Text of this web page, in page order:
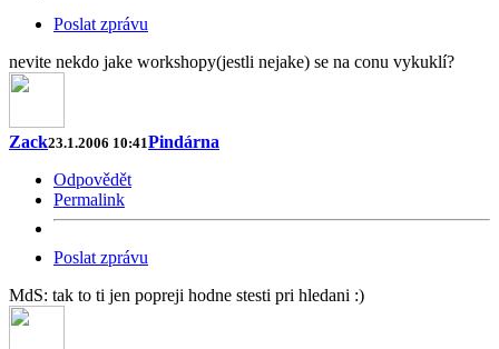
Poslat zprávu
nevite nekdo jake workshopy(jestli nejake) se na conu vykuklí?
Zack23.1.2006 10:41Pindárna
Odpovědět
Permalink
Poslat zprávu
MdS: tak to ti jen popreji hodne stesti pri hledani :)